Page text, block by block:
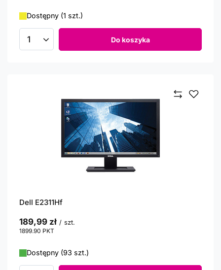
Dostępny (1 szt.)
Ilość produktów Do koszyka
Dell E2311Hf
189,99 zł / szt.
1899.90 PKT
Dostępny (93 szt.)